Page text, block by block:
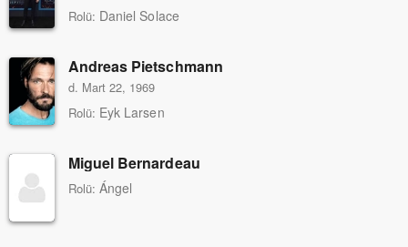
Rolü: Daniel Solace
Andreas Pietschmann
d. Mart 22, 1969
Rolü: Eyk Larsen
Miguel Bernardeau
Rolü: Ángel